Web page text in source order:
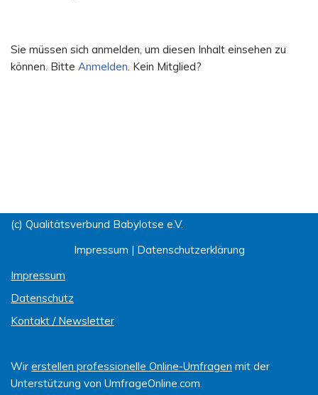
Sie müssen sich anmelden, um diesen Inhalt einsehen zu
können. Bitte Anmelden. Kein Mitglied?
(c) Qualitätsverbund Babylotse e.V.
Impressum | Datenschutzerklärung
Impressum
Datenschutz
Kontakt / Newsletter
Wir erstellen professionelle Online-Umfragen mit der
Unterstützung von UmfrageOnline.com.